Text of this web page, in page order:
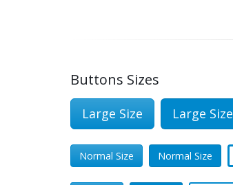
Buttons Sizes
Large Size Large Size
Normal Size Normal Size